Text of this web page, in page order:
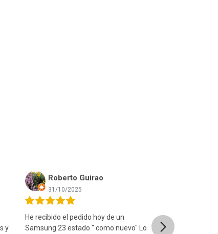
y
Roberto Guirao
31/10/2025
He recibido el pedido hoy de un
Samsung 23 estado " como nuevo" Lo
Muy contento
está en un
Next